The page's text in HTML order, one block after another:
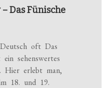
Das Fünische
oft Das
sehenswertes
Hier erlebt man,
18. und 19.